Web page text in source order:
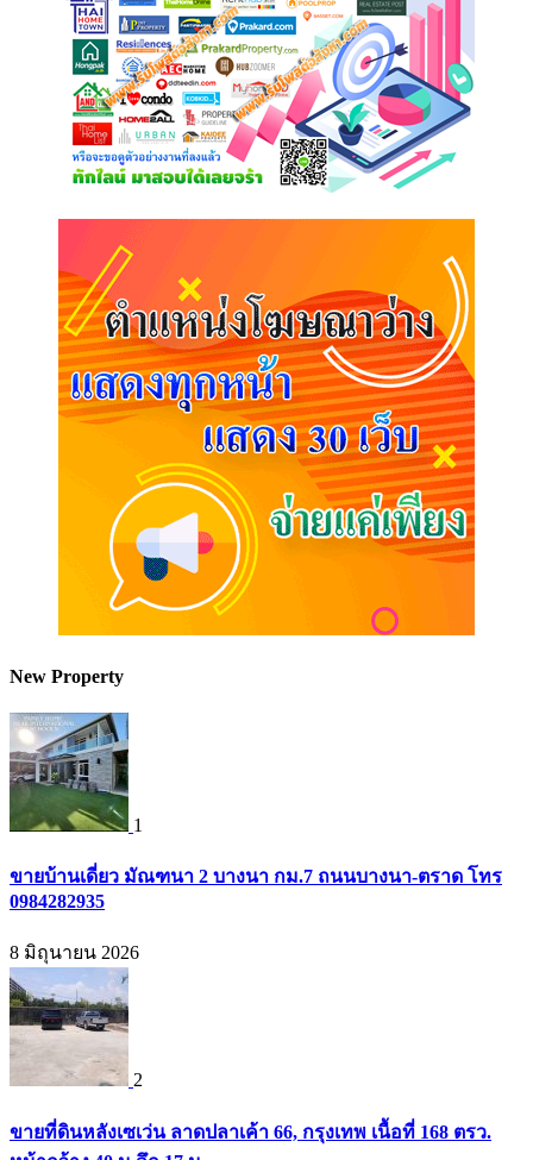
New Property
1
ขายบ้านเดี่ยว มัณฑนา 2 บางนา กม.7 ถนนบางนา-ตราด โทร
0984282935
8 มิถุนายน 2026
2
ขายที่ดินหลังเซเว่น ลาดปลาเค้า 66, กรุงเทพ เนื้อที่ 168 ตรว.